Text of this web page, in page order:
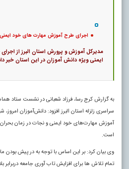
اجرای طرح آموزش مهارت های خود ایمنی
مدیرکل آموزش و پرورش استان البرز از
ایمنی ویژه دانش آموزان در این استان خبر
به گزارش کرج رسا، فرزاد شعبانی در نشست ستاد
سراسری زلزله استان البرز افزود: دانش‌آموزان
آموزش مهارت‌های خود ایمنی و نجات در زمان بحران،
است.
وی بیان کرد: بر این اساس با توجه به در پیش بودن
تمام تلاش ها برای افزایش تاب آوری جامعه دربرابر